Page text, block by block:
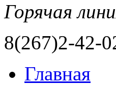
Горячая
8(267)2-42-
Главная